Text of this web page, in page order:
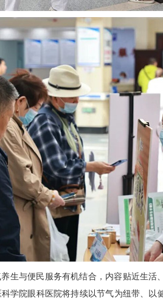
生与便民服务有机结合，内容贴近生
学院眼科医院将持续以节气为纽带、以